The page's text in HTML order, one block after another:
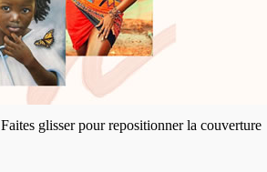
Faites glisser pour repositionner la couverture